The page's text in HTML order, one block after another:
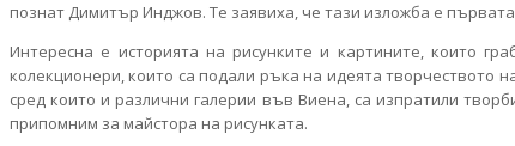
познат Димитър Инджов. Те заявиха, че тази изложба е
Интересна е историята на рисунките и картините, които
колекционери, които са подали ръка на идеята творчеството
сред които и различни галерии във Виена, са изпратили
припомним за майстора на рисунката.